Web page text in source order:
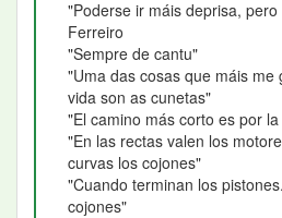
"Poderse ir máis deprisa,
Ferreiro
"Sempre de cantu"
"Uma das cosas que máis me
vida son as cunetas"
"El camino más corto es por
"En las rectas valen los
curvas los cojones"
"Cuando terminan los
cojones"